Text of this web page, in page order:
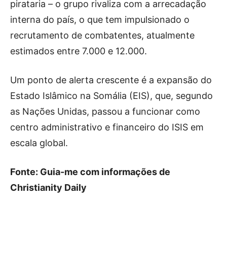
pirataria – o grupo rivaliza com a arrecadação
interna do país, o que tem impulsionado o
recrutamento de combatentes, atualmente
estimados entre 7.000 e 12.000.
Um ponto de alerta crescente é a expansão do
Estado Islâmico na Somália (EIS), que, segundo
as Nações Unidas, passou a funcionar como
centro administrativo e financeiro do ISIS em
escala global.
Fonte: Guia-me com informações de
Christianity Daily